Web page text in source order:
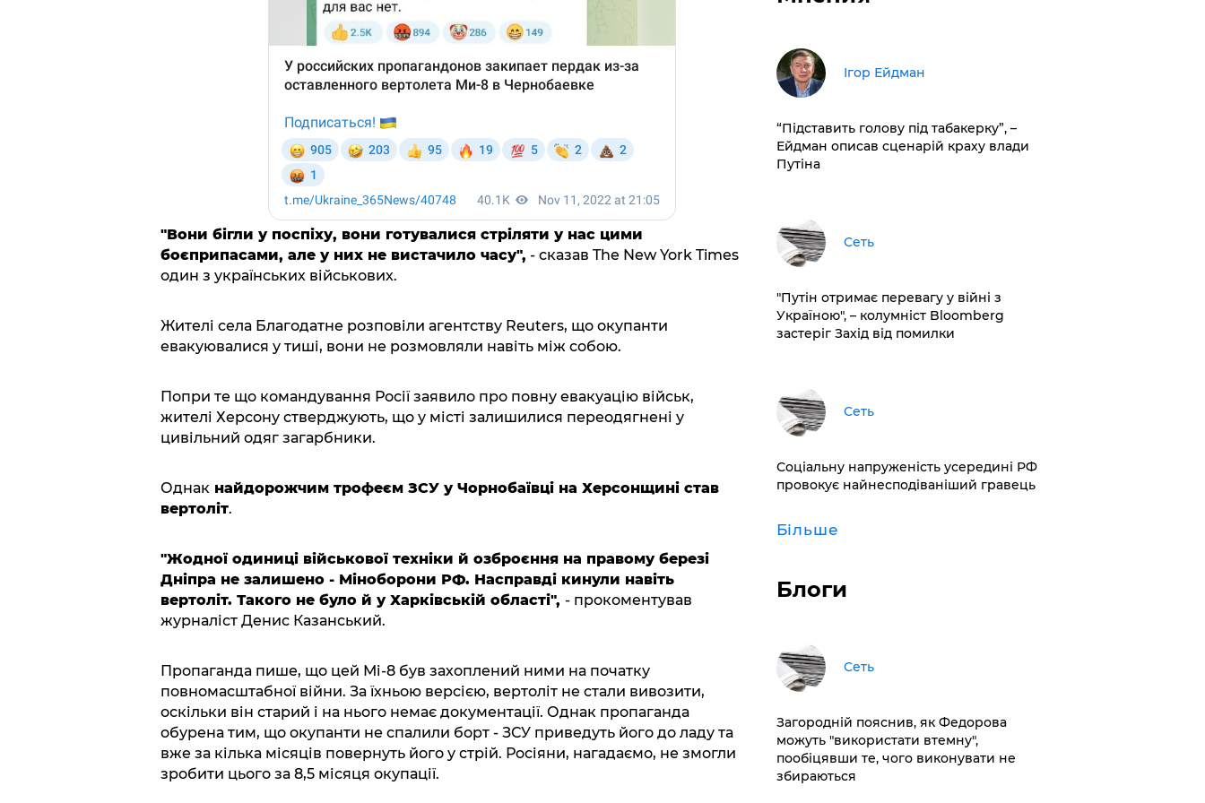
"Вони бігли у поспіху, вони готувалися стріляти у нас цими
боєприпасами, але у них не вистачило часу", - сказав The New York Times
один з українських військових.
Жителі села Благодатне розповіли агентству Reuters, що окупанти
евакуювалися у тиші, вони не розмовляли навіть між собою.
Попри те що командування Росії заявило про повну евакуацію військ,
жителі Херсону стверджують, що у місті залишилися переодягнені у
цивільний одяг загарбники.
Однакнайдорожчим трофеєм ЗСУ у Чорнобаївці на Херсонщині став
вертоліт.
"Жодної одиниці військової техніки й озброєння на правому березі
Дніпра не залишено - Міноборони РФ. Насправді кинули навіть
вертоліт. Такого не було й у Харківській області", - прокоментував
журналіст Денис Казанський.
Пропаганда пише, що цей Мі-8 був захоплений ними на початку
повномасштабної війни. За їхньою версією, вертоліт не стали вивозити,
оскільки він старий і на нього немає документації. Однак пропаганда
обурена тим, що окупанти не спалили борт - ЗСУ приведуть його до ладу та
вже за кілька місяців повернуть його у стрій. Росіяни, нагадаємо, не змогли
зробити цього за 8,5 місяця окупації.
Ігор Ейдман
​“Підставить голову під табакерку”, –
Ейдман описав сценарій краху влади
Путіна
Сеть
"Путін отримає перевагу у війні з
Україною", – колумніст Bloomberg
застеріг Захід від помилки
Сеть
Соціальну напруженість усередині РФ
провокує найнесподіваніший гравець
Більше
Блоги
Сеть
Загородній пояснив, як Федорова
можуть "використати втемну",
пообіцявши те, чого виконувати не
збираються